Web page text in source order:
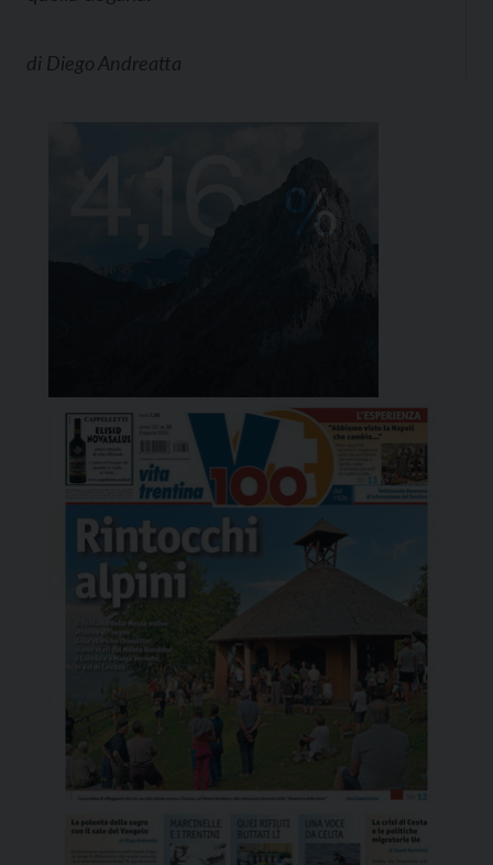
di Diego Andreatta